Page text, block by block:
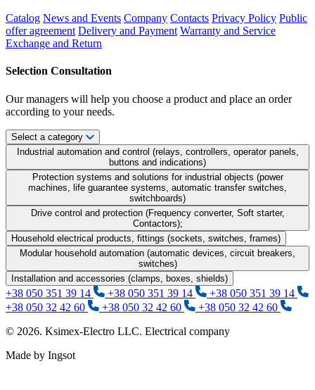
Catalog News and Events Company Contacts Privacy Policy Public
offer agreement Delivery and Payment Warranty and Service
Exchange and Return
Selection Consultation
Our managers will help you choose a product and place an order
according to your needs.
Select a category
Industrial automation and control (relays, controllers, operator panels,
buttons and indications)
Protection systems and solutions for industrial objects (power
machines, life guarantee systems, automatic transfer switches,
switchboards)
Drive control and protection (Frequency converter, Soft starter,
Contactors);
Household electrical products, fittings (sockets, switches, frames)
Modular household automation (automatic devices, circuit breakers,
switches)
Installation and accessories (clamps, boxes, shields)
+38 050 351 39 14 +38 050 351 39 14
+38 050 351 39 14
+38 050 32 42 60
+38 050 32 42 60
+38 050 32 42 60
© 2026. Ksimex-Electro LLC. Electrical company
Made by Ingsot